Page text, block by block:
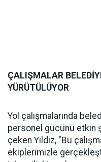
ÇALIŞMALAR
YÜRÜTÜLÜYOR
Yol çalışmalarında
personel gücünü etkin
çeken Yıldız, "Bu
ekiplerimizle